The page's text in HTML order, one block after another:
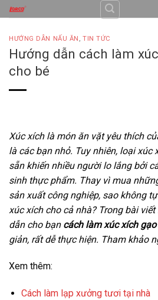
Skip
to
content
HƯỚNG DẪN NẤU ĂN ,TIN TỨC
Hướng dẫn cách làm
cho bé
Xúc xích là món ăn vặt yêu thích
là các bạn nhỏ. Tuy nhiên, loại xúc
sẵn khiến nhiều người lo lắng bởi
sinh thực phẩm. Thay vì mua
sản xuất công nghiệp, sao không
xúc xích cho cả nhà? Trong bài
dẫn cho bạn cách làm xúc xích gạo
giản, rất dễ thực hiện. Tham khảo
Xem thêm:
Cách làm lạp xưởng tươi tại nhà